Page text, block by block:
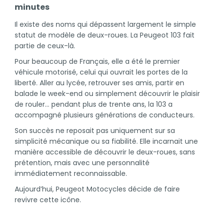
minutes
Il existe des noms qui dépassent largement le simple
statut de modèle de deux-roues. La Peugeot 103 fait
partie de ceux-là.
Pour beaucoup de Français, elle a été le premier
véhicule motorisé, celui qui ouvrait les portes de la
liberté. Aller au lycée, retrouver ses amis, partir en
balade le week-end ou simplement découvrir le plaisir
de rouler… pendant plus de trente ans, la 103 a
accompagné plusieurs générations de conducteurs.
Son succès ne reposait pas uniquement sur sa
simplicité mécanique ou sa fiabilité. Elle incarnait une
manière accessible de découvrir le deux-roues, sans
prétention, mais avec une personnalité
immédiatement reconnaissable.
Aujourd’hui, Peugeot Motocycles décide de faire
revivre cette icône.